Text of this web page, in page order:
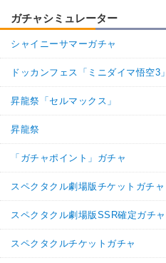
ガチャシミュレーター
シャイニーサマーガチャ
ドッカンフェス「ミニダイマ悟空3」
昇龍祭「セルマックス」
昇龍祭
「ガチャポイント」ガチャ
スペクタクル劇場版チケットガチャ
スペクタクル劇場版SSR確定ガチャ
スペクタクルチケットガチャ